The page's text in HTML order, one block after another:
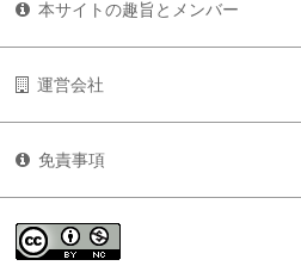
本サイトの趣旨とメンバー
運営会社
免責事項